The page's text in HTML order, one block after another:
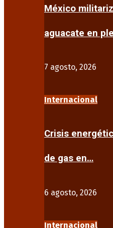
México
aguacate en
7 agosto, 2026
Internacional
Crisis
de gas en…
6 agosto, 2026
Internacional